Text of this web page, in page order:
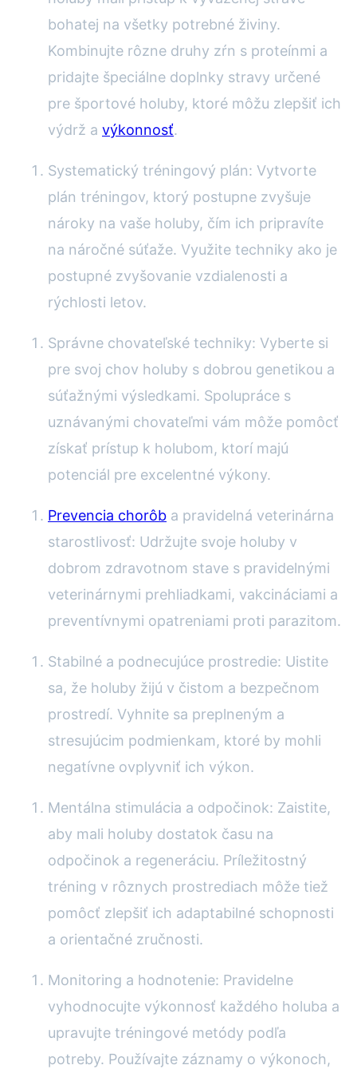
bohatej na všetky potrebné živiny.
Kombinujte rôzne druhy zŕn s proteínmi a
pridajte špeciálne doplnky stravy určené
pre športové holuby, ktoré môžu zlepšiť ich
výdrž a výkonnosť.
Systematický tréningový plán: Vytvorte
plán tréningov, ktorý postupne zvyšuje
nároky na vaše holuby, čím ich pripravíte
na náročné súťaže. Využite techniky ako je
postupné zvyšovanie vzdialenosti a
rýchlosti letov.
Správne chovateľské techniky: Vyberte si
pre svoj chov holuby s dobrou genetikou a
súťažnými výsledkami. Spolupráce s
uznávanými chovateľmi vám môže pomôcť
získať prístup k holubom, ktorí majú
potenciál pre excelentné výkony.
Prevencia chorôb a pravidelná veterinárna
starostlivosť: Udržujte svoje holuby v
dobrom zdravotnom stave s pravidelnými
veterinárnymi prehliadkami, vakcináciami a
preventívnymi opatreniami proti parazitom.
Stabilné a podnecujúce prostredie: Uistite
sa, že holuby žijú v čistom a bezpečnom
prostredí. Vyhnite sa preplneným a
stresujúcim podmienkam, ktoré by mohli
negatívne ovplyvniť ich výkon.
Mentálna stimulácia a odpočinok: Zaistite,
aby mali holuby dostatok času na
odpočinok a regeneráciu. Príležitostný
tréning v rôznych prostrediach môže tiež
pomôcť zlepšiť ich adaptabilné schopnosti
a orientačné zručnosti.
Monitoring a hodnotenie: Pravidelne
vyhodnocujte výkonnosť každého holuba a
upravujte tréningové metódy podľa
potreby. Používajte záznamy o výkonoch,